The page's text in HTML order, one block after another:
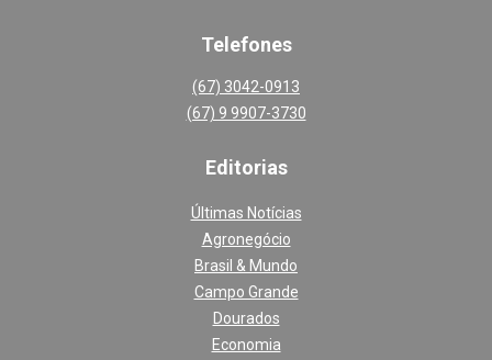
Telefones
(67) 3042-0913
(67) 9 9907-3730
Editorias
Últimas Notícias
Agronegócio
Brasil & Mundo
Campo Grande
Dourados
Economia